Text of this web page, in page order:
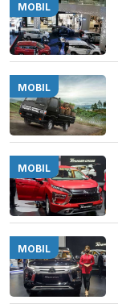
MOBIL
MOBIL
MOBIL
MOBIL